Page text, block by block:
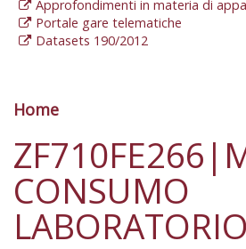
Approfondimenti in materia di
Portale gare telematiche
Datasets 190/2012
Tu sei qui
Home
CONSUMO
LABORATORIO